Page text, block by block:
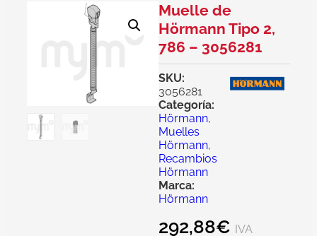
Muelle de
Hörmann Tipo 2,
786 – 3056281
SKU:
3056281
Categoría:
Hörmann,
Muelles
Hörmann,
Recambios
Hörmann
Marca:
Hörmann
292,88€ IVA